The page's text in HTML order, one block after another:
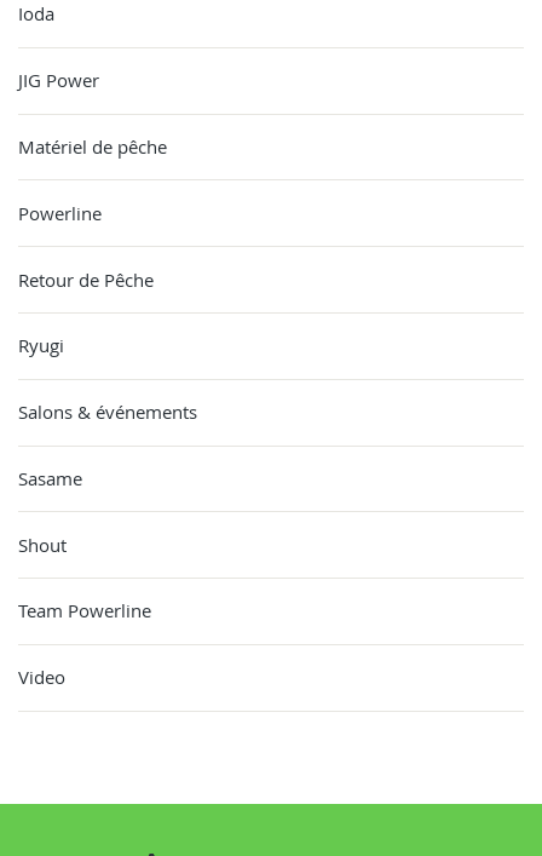
Ioda
JIG Power
Matériel de pêche
Powerline
Retour de Pêche
Ryugi
Salons & événements
Sasame
Shout
Team Powerline
Video